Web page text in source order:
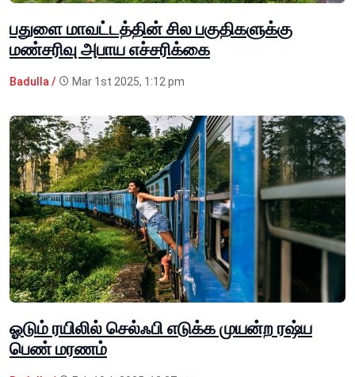
பதுளை மாவட்டத்தின் சில பகுதிகளுக்கு
மண்சரிவு அபாய எச்சரிக்கை
Badulla / Mar 1st 2025, 1:12 pm
ஓடும் ரயிலில் செல்ஃபி எடுக்க முயன்ற ரஷ்ய
பெண் மரணம்